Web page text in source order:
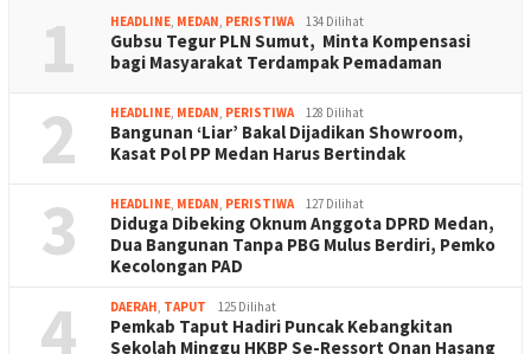
1 HEADLINE, MEDAN, PERISTIWA 134 Dilihat
Gubsu Tegur PLN Sumut, Minta Kompensasi
bagi Masyarakat Terdampak Pemadaman
2 HEADLINE, MEDAN, PERISTIWA 128 Dilihat
Bangunan ‘Liar’ Bakal Dijadikan Showroom,
Kasat Pol PP Medan Harus Bertindak
3 HEADLINE, MEDAN, PERISTIWA 127 Dilihat
Diduga Dibeking Oknum Anggota DPRD Medan,
Dua Bangunan Tanpa PBG Mulus Berdiri, Pemko
Kecolongan PAD
4 DAERAH, TAPUT 125 Dilihat
Pemkab Taput Hadiri Puncak Kebangkitan
Sekolah Minggu HKBP Se-Ressort Onan Hasang